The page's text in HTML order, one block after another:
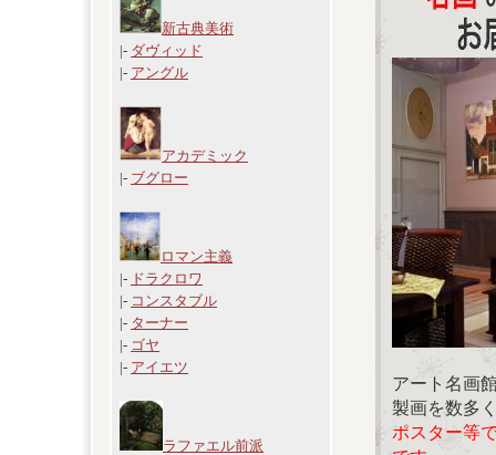
新古典美術
|- ダヴィッド
|- アングル
アカデミック
|- ブグロー
ロマン主義
|- ドラクロワ
|- コンスタブル
|- ターナー
|- ゴヤ
|- アイエツ
ラファエル前派
アート名画
製画を数多
ポスター等